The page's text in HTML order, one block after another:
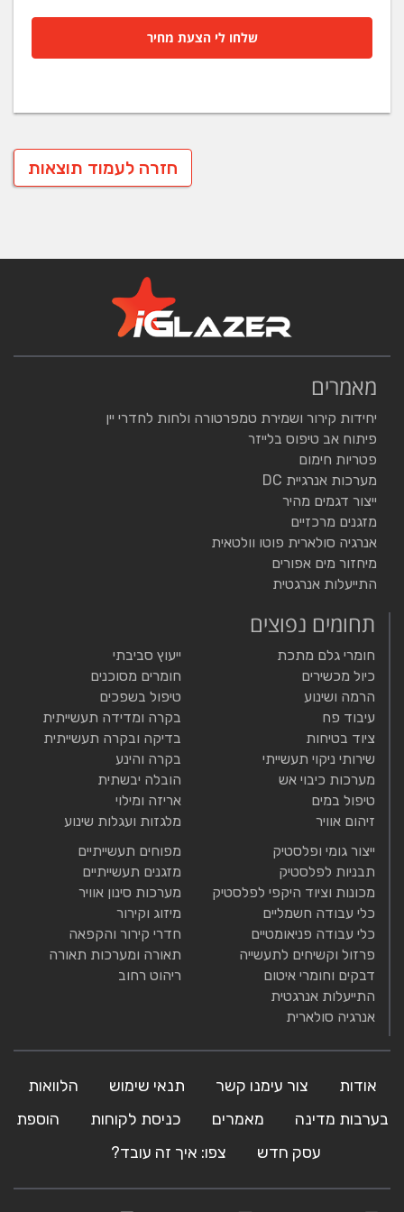
שלחו לי הצעת מחיר
חזרה לעמוד תוצאות
מאמרים
יחידות קירור ושמירת טמפרטורה ולחות לחדרי יין
פיתוח אב טיפוס בלייזר
פטריות חימום
מערכות אנרגיית DC
ייצור דגמים מהיר
מזגנים מרכזיים
אנרגיה סולארית פוטו וולטאית
מיחזור מים אפורים
התייעלות אנרגטית
תחומים נפוצים
חומרי גלם מתכת
כיול מכשירים
הרמה ושינוע
עיבוד פח
ציוד בטיחות
שירותי ניקוי תעשייתי
מערכות כיבוי אש
טיפול במים
זיהום אוויר
ייעוץ סביבתי
חומרים מסוכנים
טיפול בשפכים
בקרה ומדידה תעשייתית
בדיקה ובקרה תעשייתית
בקרה והינע
הובלה יבשתית
אריזה ומילוי
מלגזות ועגלות שינוע
ייצור גומי ופלסטיק
תבניות לפלסטיק
מכונות וציוד היקפי לפלסטיק
כלי עבודה חשמליים
כלי עבודה פניאומטיים
פרזול וקשיחים לתעשייה
דבקים וחומרי איטום
התייעלות אנרגטית
אנרגיה סולארית
מפוחים תעשייתיים
מזגנים תעשייתיים
מערכות סינון אוויר
מיזוג וקירור
חדרי קירור והקפאה
תאורה ומערכות תאורה
ריהוט רחוב
אודות צור עימנו קשר תנאי שימוש
הלוואות
בערבות מדינה
מאמרים כניסת לקוחות
הוספת
עסק חדש
צפו: איך זה עובד?